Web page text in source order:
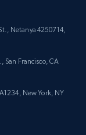
Netanya 4250714,
San Francisco, CA
New York, NY